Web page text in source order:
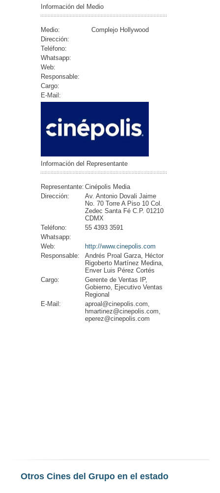
Información del Medio
Medio:
Complejo Hollywood
Dirección:
Teléfono:
Whatsapp:
Web:
Responsable:
Cargo:
E-Mail:
Información del Representante
Representante: Cinépolis Media
Dirección:
Av. Antonio Dovali Jaime
No. 70 Torre A Piso 10 Col.
Zedec Santa Fé C.P. 01210
CDMX
Teléfono:
55 4393 3591
Whatsapp:
Web:
http://www.cinepolis.com
Responsable:
Andrés Proal Garza, Héctor
Rigoberto Martínez Medina,
Enver Luis Pérez Cortés
Cargo:
Gerente de Ventas IP,
Gobierno, Ejecutivo Ventas
Regional
E-Mail:
aproal@cinepolis.com,
hmartinez@cinepolis.com,
eperez@cinepolis.com
Otros Cines del Grupo en el estado